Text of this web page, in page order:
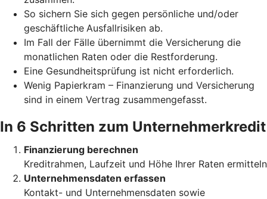
So sichern Sie sich gegen persönliche und/oder
geschäftliche Ausfallrisiken ab.
Im Fall der Fälle übernimmt die Versicherung die
monatlichen Raten oder die Restforderung.
Eine Gesundheitsprüfung ist nicht erforderlich.
Wenig Papierkram – Finanzierung und Versicherung
sind in einem Vertrag zusammengefasst.
In 6 Schritten zum Unternehmerkredit
Finanzierung berechnen
Kreditrahmen, Laufzeit und Höhe Ihrer Raten ermitteln
Unternehmensdaten erfassen
Kontakt- und Unternehmensdaten sowie